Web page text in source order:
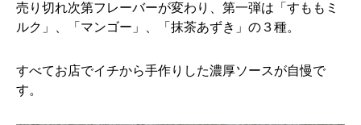
売り切れ次第フレーバーが変わり、第一弾は「すももミ
ルク」、「マンゴー」、「抹茶あずき」の３種。
すべてお店でイチから手作りした濃厚ソースが自慢で
す。